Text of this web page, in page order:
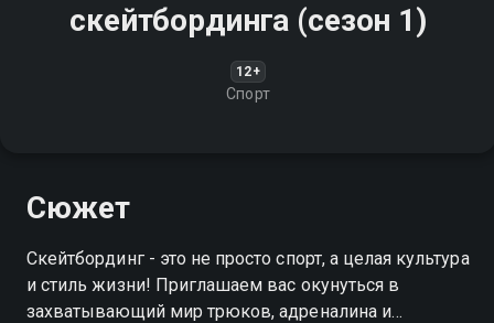
скейтбординга (сезон 1)
12+
Спорт
Сюжет
Скейтбординг - это не просто спорт, а целая культура
и стиль жизни! Приглашаем вас окунуться в
захватывающий мир трюков, адреналина и